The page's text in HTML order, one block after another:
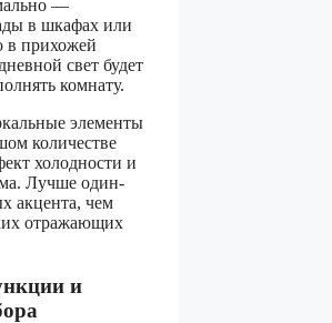
—
в шкафах или
в прихожей
свет будет
комнату.
элементы
количестве
холодности и
Лучше один-
акцента, чем
отражающих
и